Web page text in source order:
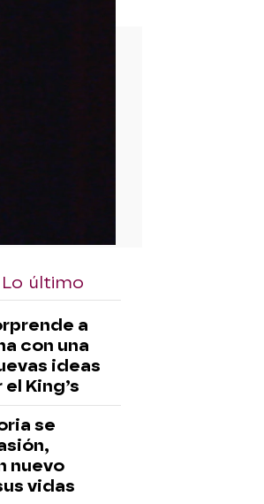
Lo último
a
con una
ideas
King’s
se
nuevo
vidas